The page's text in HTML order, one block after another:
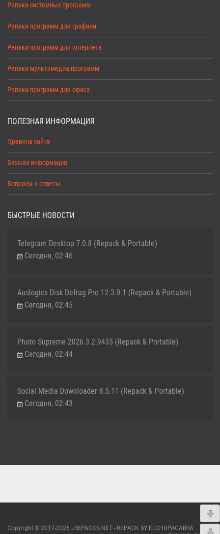
Репаки системных программ
Репаки программ для графики
Репаки программ для интернета
Репаки мультимедиа программ
Репаки программ для офиса
ПОЛЕЗНАЯ ИНФОРМАЦИЯ
Правила сайта
Важная информация
Вопросы и ответы
БЫСТРЫЕ НОВОСТИ
Telegram Desktop 7.0.8 (Repack & Portable)
Сегодня, 02:46
Auslogics Disk Defrag Pro 12.3.0.1 (Repack & Portable)
Сегодня, 02:45
Photo Supreme 2026.3.2.9435 (Repack & Portable)
Сегодня, 02:44
Social Media Downloader 8.5.11 (Repack & Portable)
Сегодня, 02:43
Copyright © 2017-2026 LREPACKS.NET - REPACK BY ELCHUPACABRA